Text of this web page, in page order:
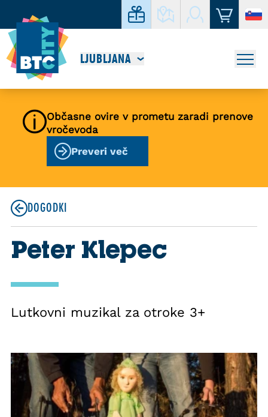
LJUBLJANA
Občasne ovire v prometu zaradi prenove
vročevoda
Preveri več
DOGODKI
Peter Klepec
Lutkovni muzikal za otroke 3+